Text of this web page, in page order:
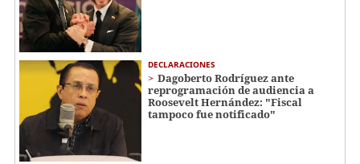
DECLARACIONES
Dagoberto Rodríguez ante
reprogramación de audiencia a
Roosevelt Hernández: "Fiscal
tampoco fue notificado"